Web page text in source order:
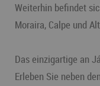
Weiterhin befindet
Moraira, Calpe und
Das einzigartige an
Erleben Sie neben